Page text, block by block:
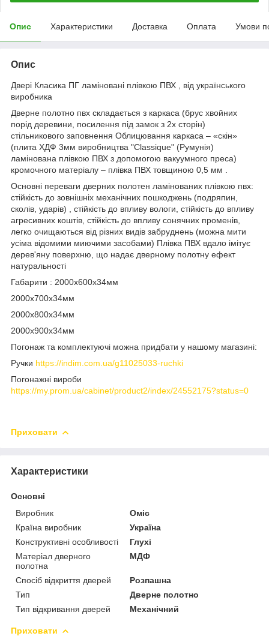
Опис Характеристики Доставка Оплата Умови
Опис
Двері Класика ПГ ламіновані плівкою ПВХ , від українського
виробника
Дверне полотно пвх складається з каркаса (брус хвойних
порід деревини, посилення під замок з 2х сторін)
стільникового заповнення Облицювання каркаса – «скін»
(плита ХДФ 3мм виробництва "Classique" (Румунія)
ламінована плівкою ПВХ з допомогою вакуумного преса)
кромочного матеріалу – плівка ПВХ товщиною 0,5 мм .
Основні переваги дверних полотен ламінованих плівкою пвх:
стійкість до зовнішніх механічних пошкоджень (подряпин,
сколів, ударів) , стійкість до впливу вологи, стійкість до впливу
агресивних коштів, стійкість до впливу сонячних променів,
легко очищаються від різних видів забруднень (можна мити
усіма відомими миючими засобами) Плівка ПВХ вдало імітує
дерев'яну поверхню, що надає дверному полотну ефект
натуральності
Габарити : 2000х600х34мм
2000х700х34мм
2000х800х34мм
2000х900х34мм
Погонаж та комплектуючі можна придбати у нашому магазині:
Ручки https://indim.com.ua/g11025033-ruchki
Погонажні вироби
https://my.prom.ua/cabinet/product2/index/24552175?status=0
Приховати
Характеристики
Основні
Виробник
Оміс
Країна виробник
Україна
Конструктивні особливості
Глухі
Матеріал дверного
полотна
МДФ
Спосіб відкриття дверей
Розпашна
Тип
Дверне полотно
Тип відкривання дверей
Механічний
Приховати